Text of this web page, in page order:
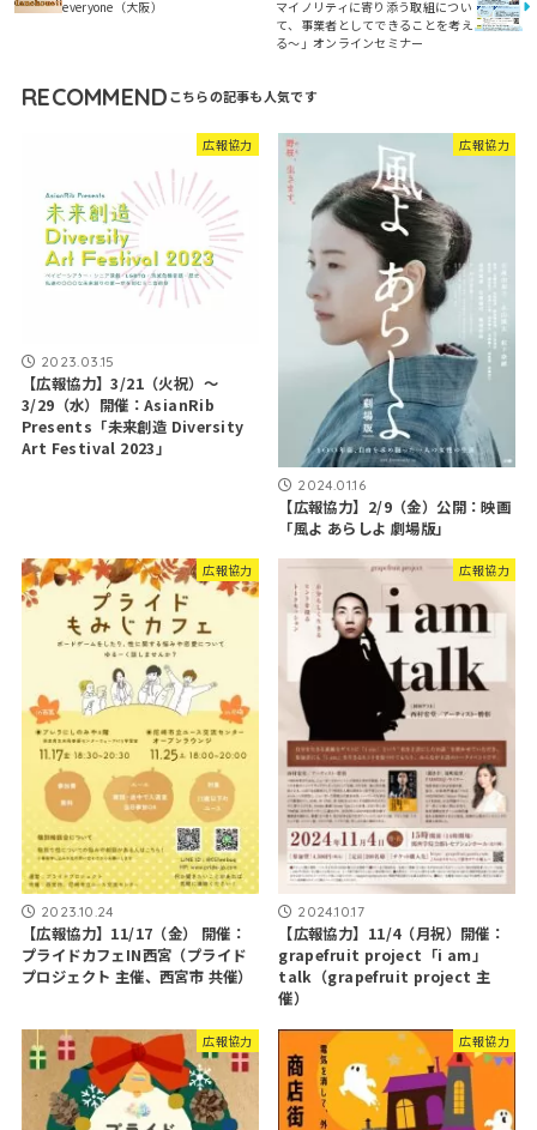
everyone（大阪）
マイノリティに寄り添う取組につい
て、事業者としてできることを考え
る〜」オンラインセミナー
RECOMMEND
広報協力
2023.03.15
【広報協力】3/21（火祝）～
3/29（水）開催：AsianRib
Presents「未来創造 Diversity
Art Festival 2023」
広報協力
2024.01.16
【広報協力】2/9（金）公開：映画
「風よ あらしよ 劇場版」
広報協力
2023.10.24
【広報協力】11/17（金） 開催：
プライドカフェIN西宮（プライド
プロジェクト 主催、西宮市 共催）
広報協力
2024.10.17
【広報協力】11/4（月祝）開催：
grapefruit project「i am」
talk（grapefruit project 主
催）
広報協力 広報協力